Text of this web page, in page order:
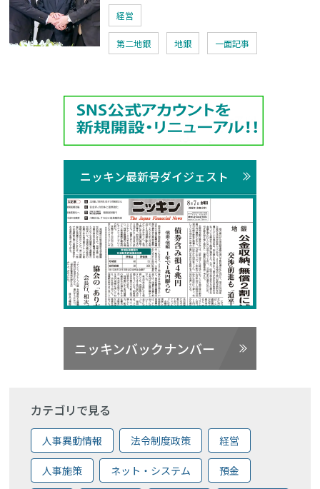
経営
第二地銀 地銀 一面記事
ニッキン最新号ダイジェスト
ニッキンバックナンバー
カテゴリで見る
人事異動情報 法令制度政策 経営
人事施策 ネット・システム 預金